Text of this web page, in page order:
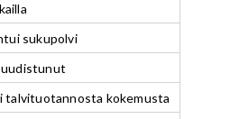
sukupolvi
uudistunut
talvituotannosta kokemusta